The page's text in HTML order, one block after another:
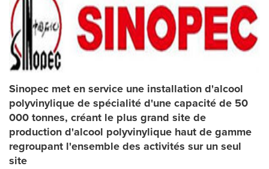
Sinopec met en service une installation d'alcool
polyvinylique de spécialité d'une capacité de 50
000 tonnes, créant le plus grand site de
production d'alcool polyvinylique haut de gamme
regroupant l'ensemble des activités sur un seul
site